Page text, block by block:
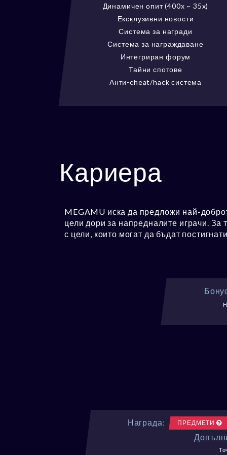
Динамичен опит (400x ~ 35x)
Ексклузивни новости
Система за награди
Система за награждаване
Интегриран форум
Тайни спотове
Анти-cheat/hack система
Кариера
MEGAMU иска да предложи най-
цели дори за напредналите играчи. За
с цели, които могат да бъдат
Награда: ПРЕДМЕТИ